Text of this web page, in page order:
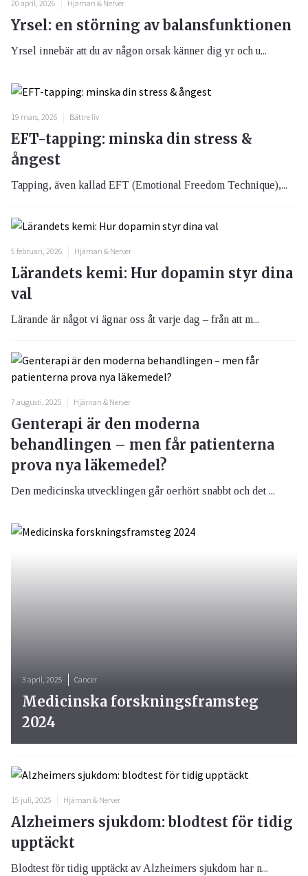
20 april, 2026 Hjärnan & Nerver
Yrsel: en störning av balansfunktionen
Yrsel innebär att du av någon orsak känner dig yr och u...
19 mars, 2026 Bättre liv
EFT-tapping: minska din stress &
ångest
Tapping, även kallad EFT (Emotional Freedom Technique),...
5 februari, 2026 Hjärnan & Nerver
Lärandets kemi: Hur dopamin styr dina
val
Lärande är något vi ägnar oss åt varje dag – från att m...
7 augusti, 2025 Hjärnan & Nerver
Genterapi är den moderna
behandlingen – men får patienterna
prova nya läkemedel?
Den medicinska utvecklingen går oerhört snabbt och det ...
15 juli, 2025 Hjärnan & Nerver
Alzheimers sjukdom: blodtest för tidig
upptäckt
Blodtest för tidig upptäckt av Alzheimers sjukdom har n...
3 april, 2025 Cancer
Medicinska forskningsframsteg
2024